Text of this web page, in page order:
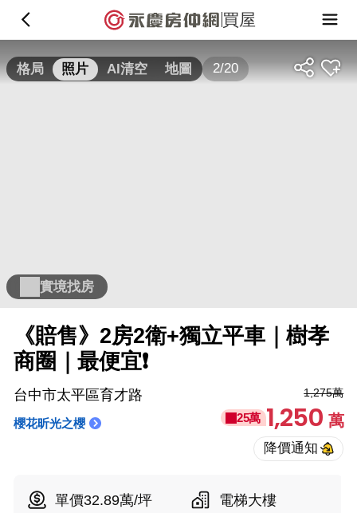
買屋
格局 照片 AI清空 地圖 2/20
實境找房
《賠售》2房2衛+獨立平車｜樹孝
商圈｜最便宜❗
台中市太平區育才路
櫻花昕光之櫻
1,275萬
25萬 1,250萬
單價32.89萬/坪 電梯大樓